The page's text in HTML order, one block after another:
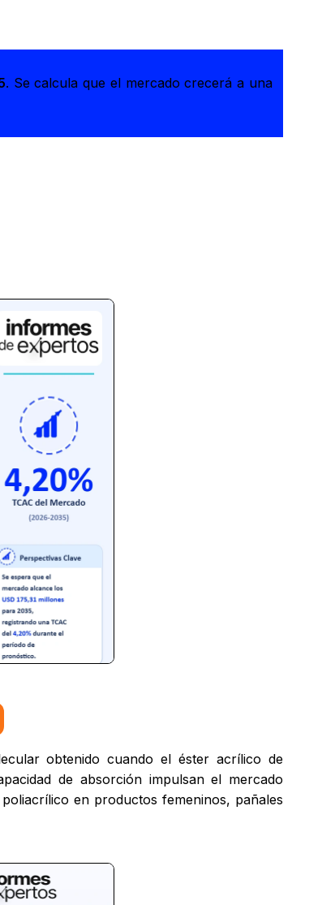
. Se calcula que el mercado crecerá a una
obtenido cuando el éster acrílico de
de absorción impulsan el mercado
en productos femeninos, pañales